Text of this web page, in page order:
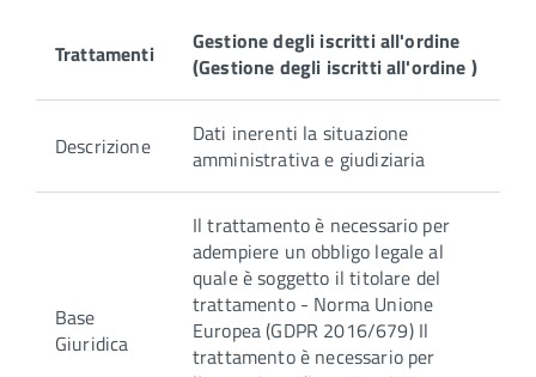
Trattamenti
Gestione degli iscritti all'ordine
(Gestione degli iscritti all'ordine )
Descrizione
Dati inerenti la situazione
amministrativa e giudiziaria
Base
Giuridica
Il trattamento è necessario per
adempiere un obbligo legale al
quale è soggetto il titolare del
trattamento - Norma Unione
Europea (GDPR 2016/679) Il
trattamento è necessario per